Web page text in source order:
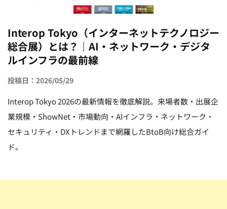
Interop Tokyo（インターネットテクノロジー
総合展）とは？｜AI・ネットワーク・デジタ
ルインフラの最前線
投稿日：2026/05/29
Interop Tokyo 2026の最新情報を徹底解説。来場者数・出展企
業規模・ShowNet・市場動向・AIインフラ・ネットワーク・
セキュリティ・DXトレンドまで網羅したBtoB向け総合ガイ
ド。